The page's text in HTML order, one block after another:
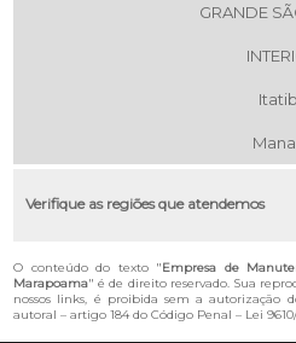
GRANDE
Verifique as regiões que atendemos
O conteúdo do texto "Empresa de
Marapoama" é de direito reservado. Sua
nossos links, é proibida sem a autorização
autoral – artigo 184 do Código Penal – Lei